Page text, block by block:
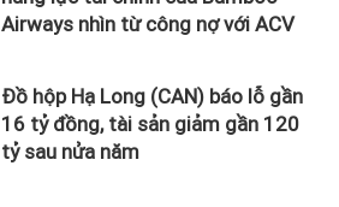
Airways nhìn từ công nợ với ACV
Đồ hộp Hạ Long (CAN) báo lỗ gần
16 tỷ đồng, tài sản giảm gần 120
tỷ sau nửa năm